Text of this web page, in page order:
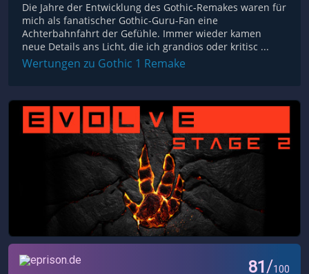
Die Jahre der Entwicklung des Gothic-Remakes waren für
mich als fanatischer Gothic-Guru-Fan eine
Achterbahnfahrt der Gefühle. Immer wieder kamen
neue Details ans Licht, die ich grandios oder kritisc ...
Wertungen zu Gothic 1 Remake